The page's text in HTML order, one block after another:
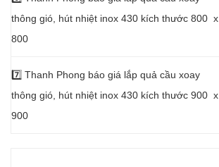
thông gió, hút nhiệt inox 430 kích thước 800 x
800
7️⃣ Thanh Phong báo giá lắp quả cầu xoay
thông gió, hút nhiệt inox 430 kích thước 900 x
900